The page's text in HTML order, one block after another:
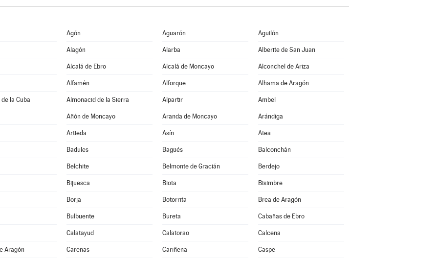
Agón Aguarón Aguilón
Alagón Alarba Alberite de San Juan
Alcalá de Ebro Alcalá de Moncayo Alconchel de Ariza
Alfamén Alforque Alhama de Aragón
la Cuba Almonacid de la Sierra Alpartir Ambel
Añón de Moncayo Aranda de Moncayo Arándiga
Artieda Asín Atea
Badules Bagüés Balconchán
Belchite Belmonte de Gracián Berdejo
Bijuesca Biota Bisimbre
Borja Botorrita Brea de Aragón
Bulbuente Bureta Cabañas de Ebro
Calatayud Calatorao Calcena
Aragón Carenas Cariñena Caspe